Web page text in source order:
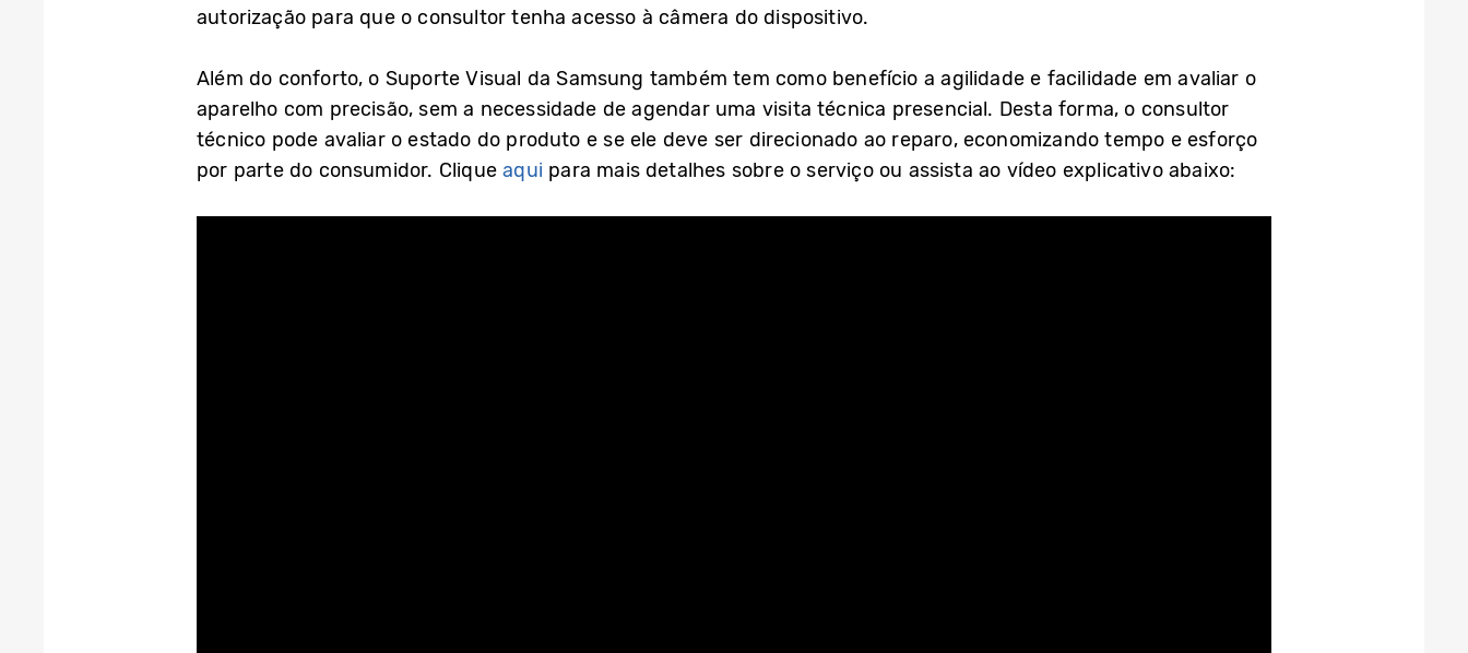
autorização para que o consultor tenha acesso à câmera do dispositivo.
Além do conforto, o Suporte Visual da Samsung também tem como benefício a agilidade e facilidade em avaliar o
aparelho com precisão, sem a necessidade de agendar uma visita técnica presencial. Desta forma, o consultor
técnico pode avaliar o estado do produto e se ele deve ser direcionado ao reparo, economizando tempo e esforço
por parte do consumidor. Cliqueaqui para mais detalhes sobre o serviço ou assista ao vídeo explicativo abaixo: